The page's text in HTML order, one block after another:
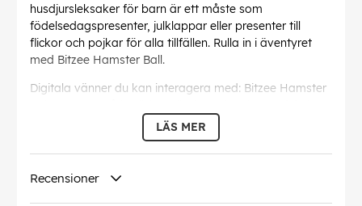
husdjursleksaker för barn är ett måste som
födelsedagspresenter, julklappar eller presenter till
flickor och pojkar för alla tillfällen. Rulla in i äventyret
med Bitzee Hamster Ball.
Digitala vänner du kan interagera med: Bitzee Hamster
och interaktioner. Hitta 20 vänner som kan följa med din
hjältehamster på roliga äventyr. Inkluderar 3 AA-
batterier
Interagera och ta hand om: Mata din hjälte-Bitzee-
LÄS MER
Recensioner